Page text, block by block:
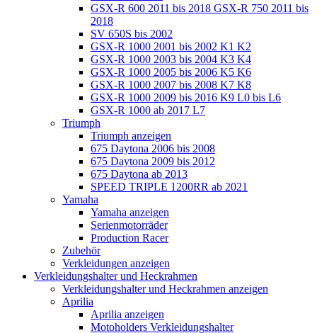
GSX-R 600 2011 bis 2018 GSX-R 750 2011 bis
2018
SV 650S bis 2002
GSX-R 1000 2001 bis 2002 K1 K2
GSX-R 1000 2003 bis 2004 K3 K4
GSX-R 1000 2005 bis 2006 K5 K6
GSX-R 1000 2007 bis 2008 K7 K8
GSX-R 1000 2009 bis 2016 K9 L0 bis L6
GSX-R 1000 ab 2017 L7
Triumph
Triumph anzeigen
675 Daytona 2006 bis 2008
675 Daytona 2009 bis 2012
675 Daytona ab 2013
SPEED TRIPLE 1200RR ab 2021
Yamaha
Yamaha anzeigen
Serienmotorräder
Production Racer
Zubehör
Verkleidungen anzeigen
Verkleidungshalter und Heckrahmen
Verkleidungshalter und Heckrahmen anzeigen
Aprilia
Aprilia anzeigen
Motoholders Verkleidungshalter